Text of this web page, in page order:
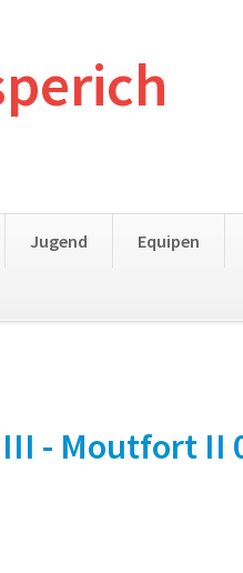
Jugend Equipen
- Moutfort II